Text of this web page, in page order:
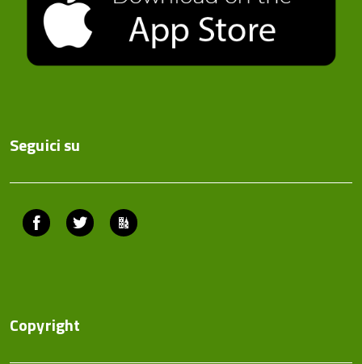
Seguici su
Facebook Twitter
Copyright